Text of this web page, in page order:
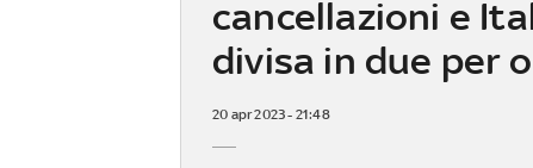
cancellazioni e
divisa in due per
20 apr 2023 - 21:48